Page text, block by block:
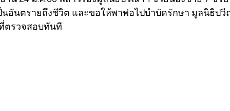
นอันตรายถึงชีวิต และขอให้พาพ่อไปบำบัดรักษา มูลนิธิปวี
ตรวจสอบทันที